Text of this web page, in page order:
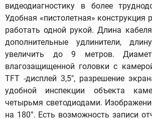
видеодиагностику в более
Удобная «пистолетная» конструкция
работать одной рукой. Длина
дополнительные удлинители,
увеличить до 9 метров.
влагозащищенной головки с
TFT -дисплей 3,5", разрешение
удобной инспекции объекта
четырьмя светодиодами.
на 180°. Есть возможность записи